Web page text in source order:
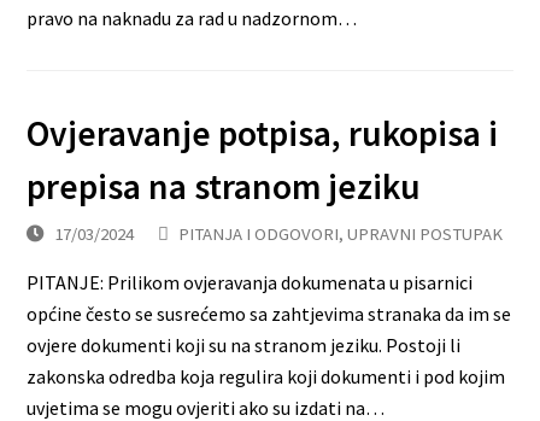
pravo na naknadu za rad u nadzornom…
Ovjeravanje potpisa, rukopisa i
prepisa na stranom jeziku
17/03/2024 PITANJA I ODGOVORI,UPRAVNI POSTUPAK
PITANJE: Prilikom ovjeravanja dokumenata u pisarnici
općine često se susrećemo sa zahtjevima stranaka da im se
ovjere dokumenti koji su na stranom jeziku. Postoji li
zakonska odredba koja regulira koji dokumenti i pod kojim
uvjetima se mogu ovjeriti ako su izdati na…